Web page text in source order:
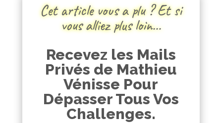
Cet article vous a plu ? Et si
vous alliez plus loin…
Recevez les Mails
Privés de Mathieu
Vénisse Pour
Dépasser Tous Vos
Challenges.